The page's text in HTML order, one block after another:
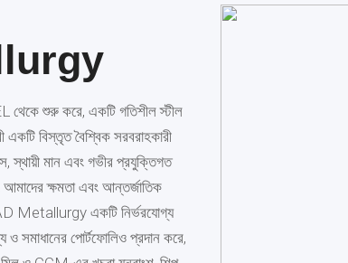
শুরু করে, একটি গতিশীল স্টীল
একটি বিস্তৃত বৈশ্বিক সরবরাহকারী
স্থায়ী মান এবং গভীর প্রযুক্তিগত
আমাদের ক্ষমতা এবং আন্তর্জাতিক
Metallurgy একটি নির্ভরযোগ্য
ও সমাধানের পোর্টফোলিও প্রদান করে,